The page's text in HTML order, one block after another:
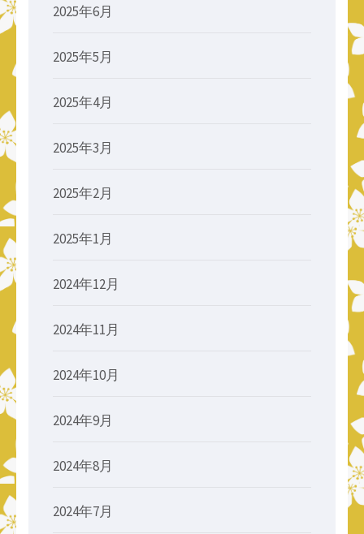
2025年6月
2025年5月
2025年4月
2025年3月
2025年2月
2025年1月
2024年12月
2024年11月
2024年10月
2024年9月
2024年8月
2024年7月